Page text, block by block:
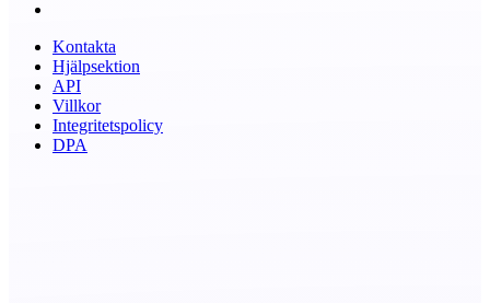
Kontakta
Hjälpsektion
API
Villkor
Integritetspolicy
DPA